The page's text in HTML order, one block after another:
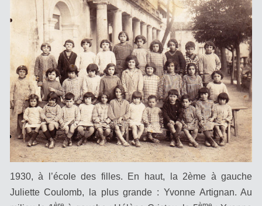
1930, à l’école des filles. En haut, la 2ème à gauche
Juliette Coulomb, la plus grande : Yvonne Artignan. Au